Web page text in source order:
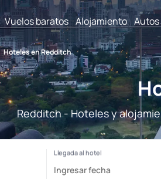
Vuelos baratos Alojamiento Autos
Hoteles en Redditch
Redditch - Hoteles y